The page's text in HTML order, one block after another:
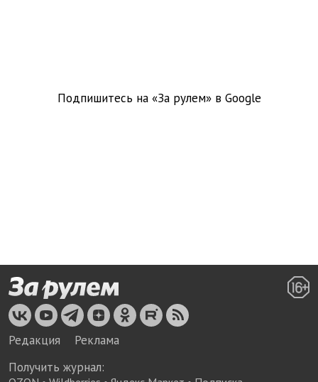
Подпишитесь на «За рулем» в Google
Редакция
Реклама
Получить журнал: